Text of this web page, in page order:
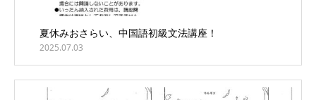
夏休みおさらい、中国語初級文法講座！
2025.07.03